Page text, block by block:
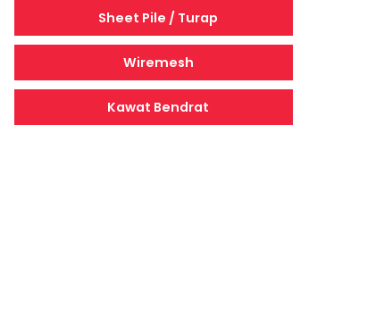
Sheet Pile / Turap
Wiremesh
Kawat Bendrat